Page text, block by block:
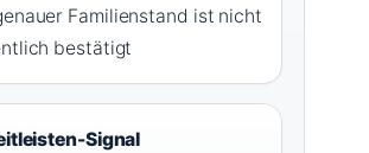
Familienstand ist nicht
bestätigt
Signal